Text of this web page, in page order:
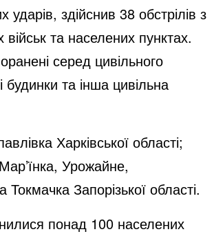
здійснив 38 обстрілів з
та населених пунктах.
серед цивільного
та інша цивільна
Харківської області;
Урожайне,
Запорізької області.
понад 100 населених